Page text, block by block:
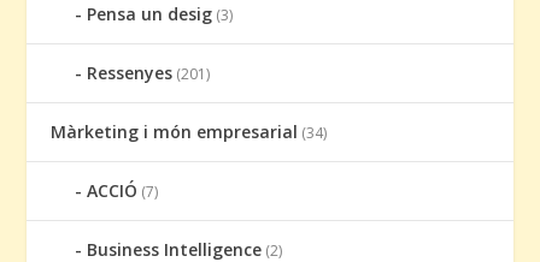
Pensa un desig (3)
Ressenyes (201)
Màrketing i món empresarial (34)
ACCIÓ (7)
Business Intelligence (2)